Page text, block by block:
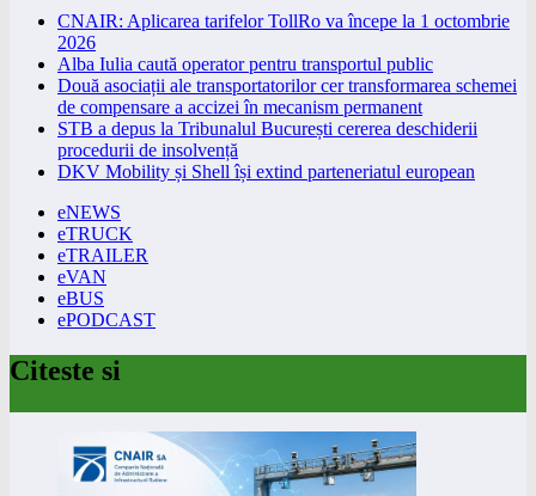
CNAIR: Aplicarea tarifelor TollRo va începe la 1 octombrie
2026
Alba Iulia caută operator pentru transportul public
Două asociații ale transportatorilor cer transformarea schemei
de compensare a accizei în mecanism permanent
STB a depus la Tribunalul București cererea deschiderii
procedurii de insolvență
DKV Mobility și Shell își extind parteneriatul european
eNEWS
eTRUCK
eTRAILER
eVAN
eBUS
ePODCAST
Citeste si